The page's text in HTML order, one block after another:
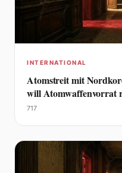
INTERNATIONAL
Atomstreit mit
will Atomwaffenvorrat
717